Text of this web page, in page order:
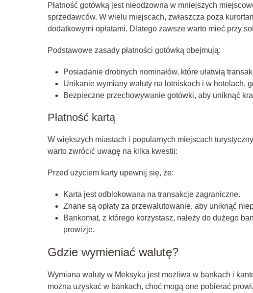
Płatność gotówką jest nieodzowna w mniejszych
sprzedawców. W wielu miejscach, zwłaszcza poza
dodatkowymi opłatami. Dlatego zawsze warto mieć przy
Podstawowe zasady płatności gotówką obejmują:
Posiadanie drobnych nominałów, które ułatwią
Unikanie wymiany waluty na lotniskach i w hotelach,
Bezpieczne przechowywanie gotówki, aby uniknąć
Płatność kartą
W większych miastach i popularnych miejscach
warto zwrócić uwagę na kilka kwestii:
Przed użyciem karty upewnij się, że:
Karta jest odblokowana na transakcje zagraniczne.
Znane są opłaty za przewalutowanie, aby uniknąć
Bankomat, z którego korzystasz, należy do dużego
prowizje.
Gdzie wymieniać walutę?
Wymiana waluty w Meksyku jest możliwa w bankach i
można uzyskać w bankach, choć mogą one pobierać